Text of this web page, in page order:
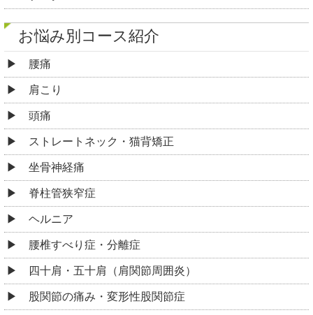
お悩み別コース紹介
腰痛
肩こり
頭痛
ストレートネック・猫背矯正
坐骨神経痛
脊柱管狭窄症
ヘルニア
腰椎すべり症・分離症
四十肩・五十肩（肩関節周囲炎）
股関節の痛み・変形性股関節症